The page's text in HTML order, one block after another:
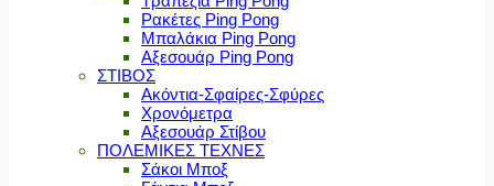
Ρακέτες Ping Pong
Μπαλάκια Ping Pong
Αξεσουάρ Ping Pong
ΣΤΙΒΟΣ
Ακόντια-Σφαίρες-Σφύρες
Χρονόμετρα
Αξεσουάρ Στίβου
ΠΟΛΕΜΙΚΕΣ ΤΕΧΝΕΣ
Σάκοι Μποξ